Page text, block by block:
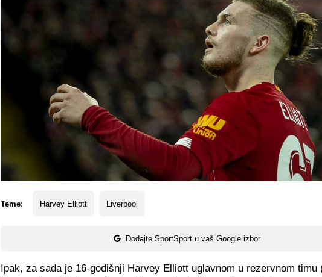
Teme: Harvey Elliott Liverpool
Dodajte SportSport u vaš Google izbor
Ipak, za sada je 16-godišnji Harvey Elliott uglavnom u rezervnom timu